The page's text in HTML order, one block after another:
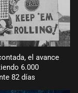
el avance
6.000
82 días